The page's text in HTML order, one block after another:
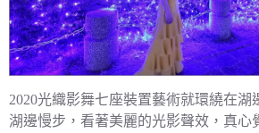
2020光織影舞七座裝置藝術就環繞在湖
湖邊慢步，看著美麗的光影聲效，真心